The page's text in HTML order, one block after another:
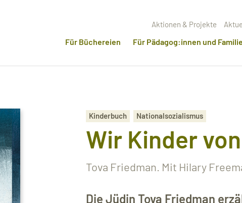
Aktionen & Projekte
Für Büchereien Für Pädagog:innen und
Kinderbuch Nationalsozialismus
Wir Kinder
Tova Friedman. Mit Hilary
Die Jüdin Tova Friedman